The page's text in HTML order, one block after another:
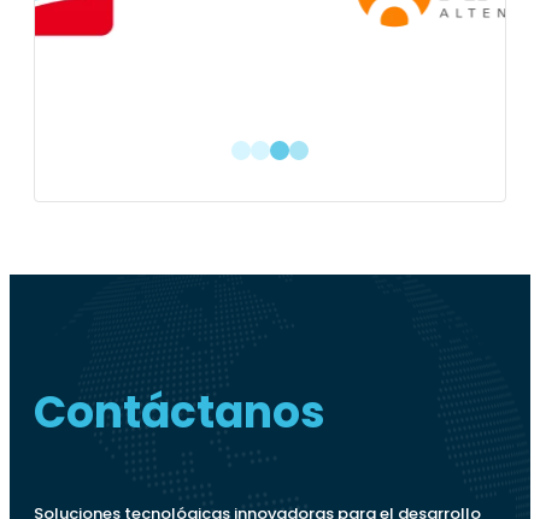
Contáctanos
Soluciones tecnológicas innovadoras para el desarrollo